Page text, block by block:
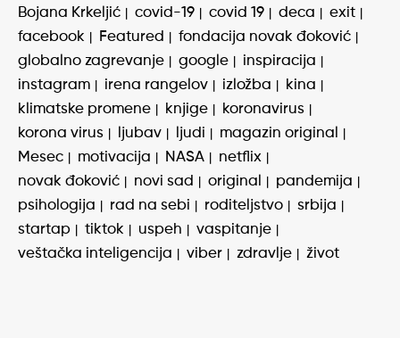
Bojana Krkeljić
covid-19 covid 19 deca
exit
facebook
Featured
fondacija novak đoković
globalno zagrevanje
google
inspiracija
instagram
irena rangelov izložba
kina
klimatske promene
knjige
koronavirus
korona virus
ljubav ljudi
magazin original
Mesec
motivacija NASA
netflix
novak đoković
novi sad original
pandemija
psihologija
rad na sebi roditeljstvo
srbija
startap
tiktok uspeh
vaspitanje
veštačka inteligencija
viber zdravlje život